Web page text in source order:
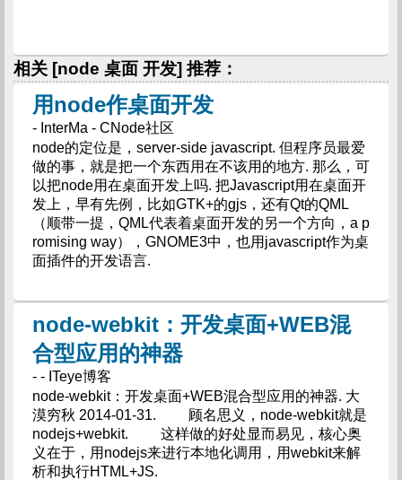
相关 [node 桌面 开发] 推荐：
用node作桌面开发
- InterMa - CNode社区
node的定位是，server-side javascript. 但程序员最爱
做的事，就是把一个东西用在不该用的地方. 那么，可
以把node用在桌面开发上吗. 把Javascript用在桌面开
发上，早有先例，比如GTK+的gjs，还有Qt的QML
（顺带一提，QML代表着桌面开发的另一个方向，a p
romising way），GNOME3中，也用javascript作为桌
面插件的开发语言.
node-webkit：开发桌面+WEB混
合型应用的神器
- - ITeye博客
node-webkit：开发桌面+WEB混合型应用的神器. 大
漠穷秋 2014-01-31. 顾名思义，node-webkit就是
nodejs+webkit. 这样做的好处显而易见，核心奥
义在于，用nodejs来进行本地化调用，用webkit来解
析和执行HTML+JS.